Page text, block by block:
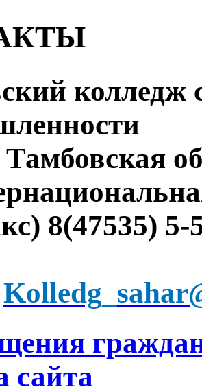
колледж
Тамбовская
8(47535) 5-
сайта